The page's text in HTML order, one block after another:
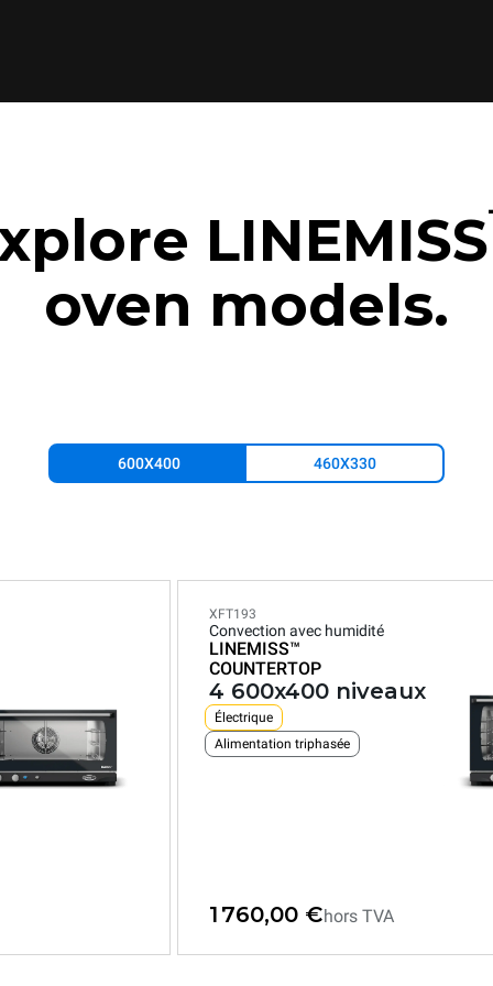
LINEMISS
oven models.
600X400 460X330
XFT193
Convection avec humidité
LINEMISS™
COUNTERTOP
4 600x400 niveaux
Électrique
Alimentation triphasée
1 760,00 €hors TVA